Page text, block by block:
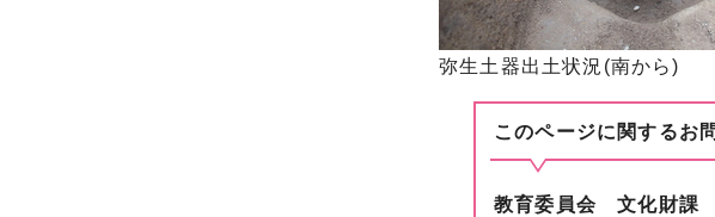
弥生土器出土状況(南から)
このページに関するお
教育委員会 文化財課